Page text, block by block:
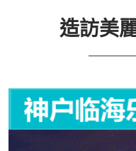
造訪美